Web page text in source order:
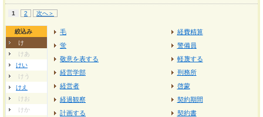
1 2 次へ＞
絞込み
け
けあ
けい
けう
けえ
けお
けか
毛
蛍
敬意を表する
経営学部
経営者
経過観察
計画する
経費精算
警備員
軽蔑する
刑務所
啓蒙
契約期間
契約書